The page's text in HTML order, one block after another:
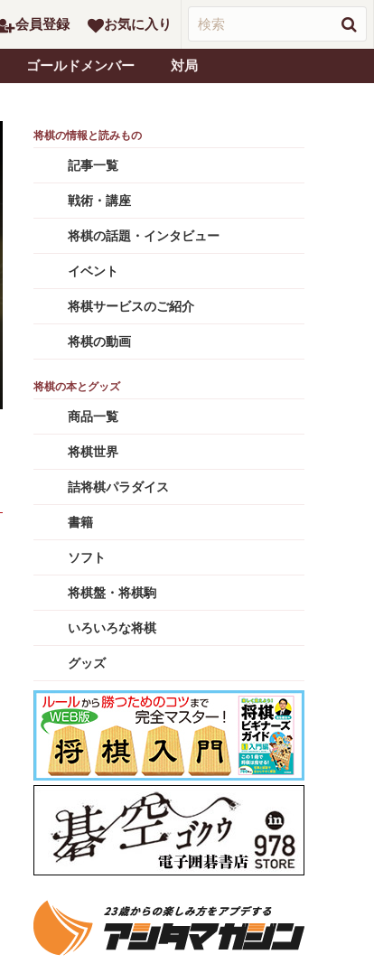
会員登録 お気に入り
ゴールドメンバー 対局
記事一覧
戦術・講座
将棋の話題・インタビュー
イベント
将棋サービスのご紹介
将棋の動画
商品一覧
将棋世界
詰将棋パラダイス
書籍
ソフト
将棋盤・将棋駒
いろいろな将棋
グッズ